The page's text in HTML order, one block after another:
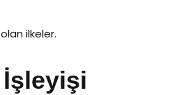
ilkeler.
İşleyişi